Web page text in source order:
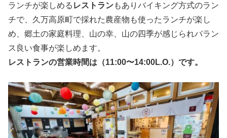
ランチが楽しめる レストランもありバイキング方式のラン
チで、久万高原町で採れた農産物も使ったランチが楽し
め、郷土の家庭料理、山の幸、山の四季が感じられバラン
ス良い食事が楽しめます。
レストランの営業時間は（11:00〜14:00L.O.）です。